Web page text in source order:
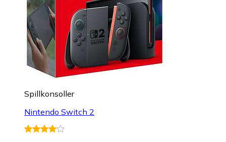
Spillkonsoller
Nintendo Switch 2